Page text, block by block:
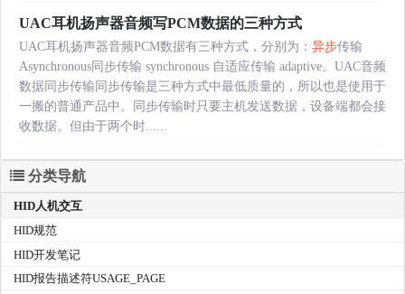
UAC耳机扬声器音频写PCM数据的三种方式
UAC耳机扬声器音频PCM数据有三种方式，分别为： 异步传输
Asynchronous同步传输 synchronous 自适应传输 adaptive。UAC音频
数据同步传输同步传输是三种方式中最低质量的，所以也是使用于
一搬的普通产品中。同步传输时只要主机发送数据，设备端都会接
收数据。但由于两个时......
分类导航
HID人机交互
HID规范
HID开发笔记
HID报告描述符USAGE_PAGE